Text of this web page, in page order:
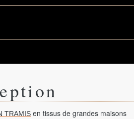
TRAMIS en tissus de grandes maisons